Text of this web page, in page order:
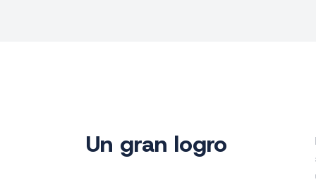
Un gran logro